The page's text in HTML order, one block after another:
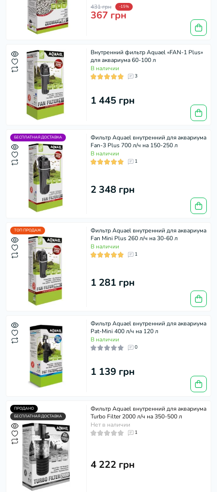
431 грн -15%
367 грн
Внутренний фильтр Aquael «FAN-1 Plus»
для аквариума 60-100 л
В наличии
3
1 445 грн
БЕСПЛАТНАЯ ДОСТАВКА
Фильтр Aquael внутренний для аквариума
Fan-3 Plus 700 л/ч на 150-250 л
В наличии
1
2 348 грн
ТОП ПРОДАЖ
Фильтр Aquael внутренний для аквариума
Fan Mini Plus 260 л/ч на 30-60 л
В наличии
1
1 281 грн
Фильтр Aquael внутренний для аквариума
Pat-Mini 400 л/ч на 120 л
В наличии
0
1 139 грн
ПРОДАНО
БЕСПЛАТНАЯ ДОСТАВКА
Фильтр Aquael внутренний для аквариума
Turbo Filter 2000 л/ч на 350-500 л
Нет в наличии
1
4 222 грн